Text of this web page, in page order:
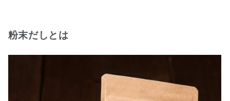
粉末だしとは